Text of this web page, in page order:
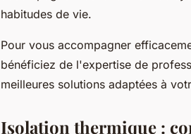
habitudes de vie.
Pour vous accompagner
bénéficiez de l'expertise de
meilleures solutions adaptées à
Isolation thermique :